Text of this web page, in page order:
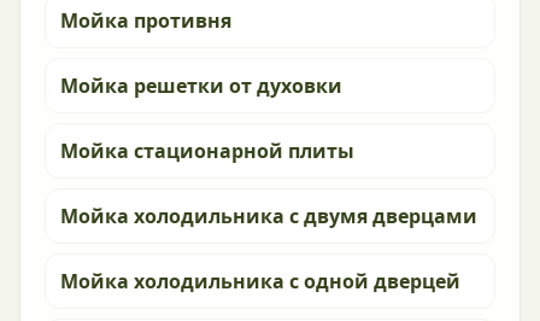
Мойка противня
Мойка решетки от духовки
Мойка стационарной плиты
Мойка холодильника с двумя дверцами
Мойка холодильника с одной дверцей